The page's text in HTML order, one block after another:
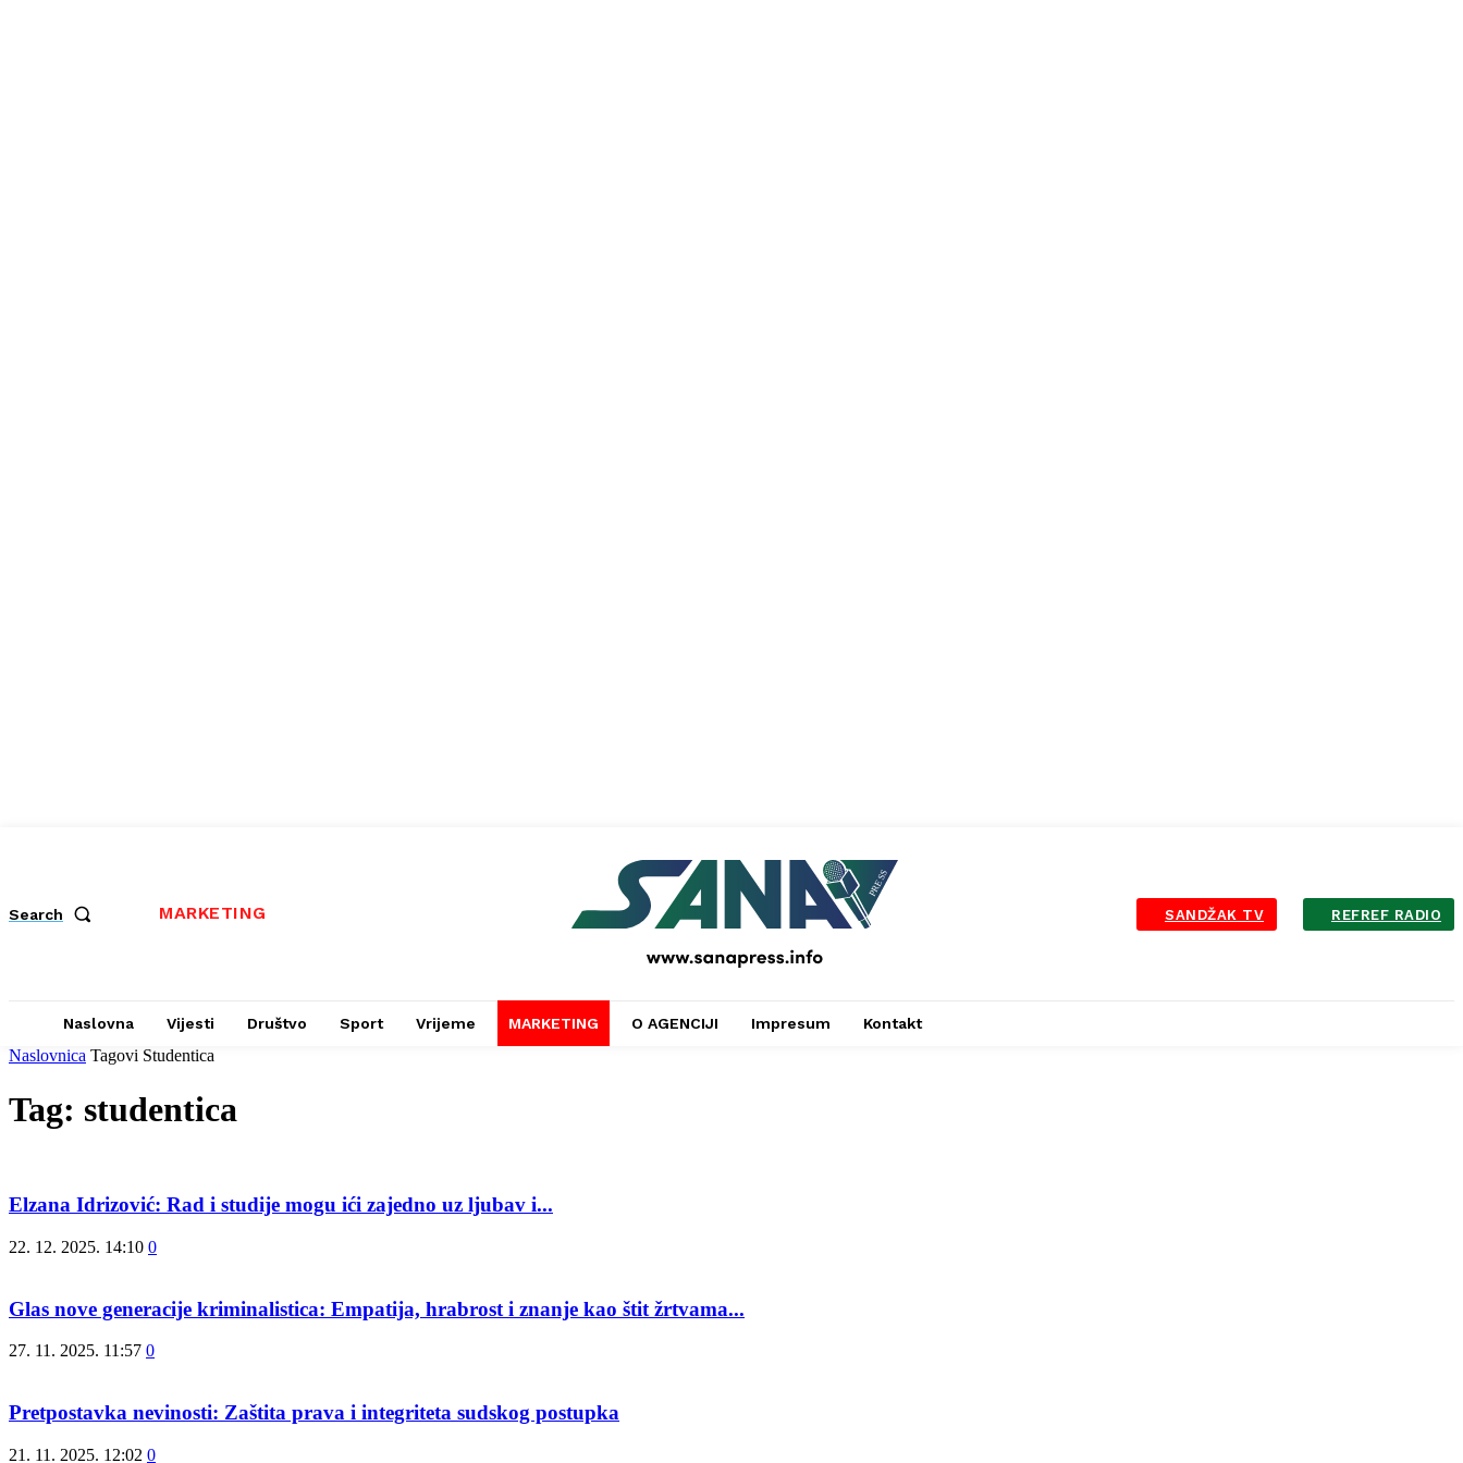
Search MARKETING
PRESS
SANDŽAK TV REFREF RADIO
Naslovna Vijesti Društvo Sport Vrijeme MARKETING O AGENCIJI Impresum Kontakt
Naslovnica Tagovi Studentica
Tag: studentica
Elzana Idrizović: Rad i studije mogu ići zajedno uz ljubav i...
22. 12. 2025. 14:10 0
Glas nove generacije kriminalistica: Empatija, hrabrost i znanje kao štit žrtvama...
27. 11. 2025. 11:57 0
Pretpostavka nevinosti: Zaštita prava i integriteta sudskog postupka
21. 11. 2025. 12:02 0